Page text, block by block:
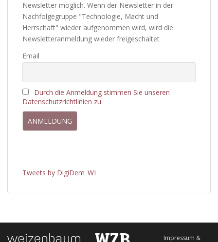
Newsletter möglich. Wenn der Newsletter in der
Nachfolgegruppe "Technologie, Macht und
Herrschaft" wieder aufgenommen wird, wird die
Newsletteranmeldung wieder freigeschaltet
Email
Durch die Anmeldung stimmen Sie unseren
Datenschutzrichtlinien zu
Tweets by DigiDem_WI
Impressum &